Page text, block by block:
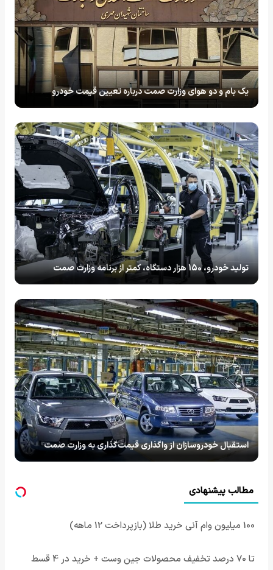
یک بام و دو هوای وزارت صمت درباره تعیین قیمت خودرو
تولید خودرو، 150 هزار دستگاه، کمتر از برنامه وزارت صمت
استقبال خودروسازان از واگذاری قیمت‌‌‌‌‌گذاری به وزارت صمت
مطالب پیشنهادی
100 میلیون وام آنی خرید طلا (بازپرداخت 12 ماهه)
تا 70 درصد تخفیف محصولات جین وست + خرید در 4 قسط